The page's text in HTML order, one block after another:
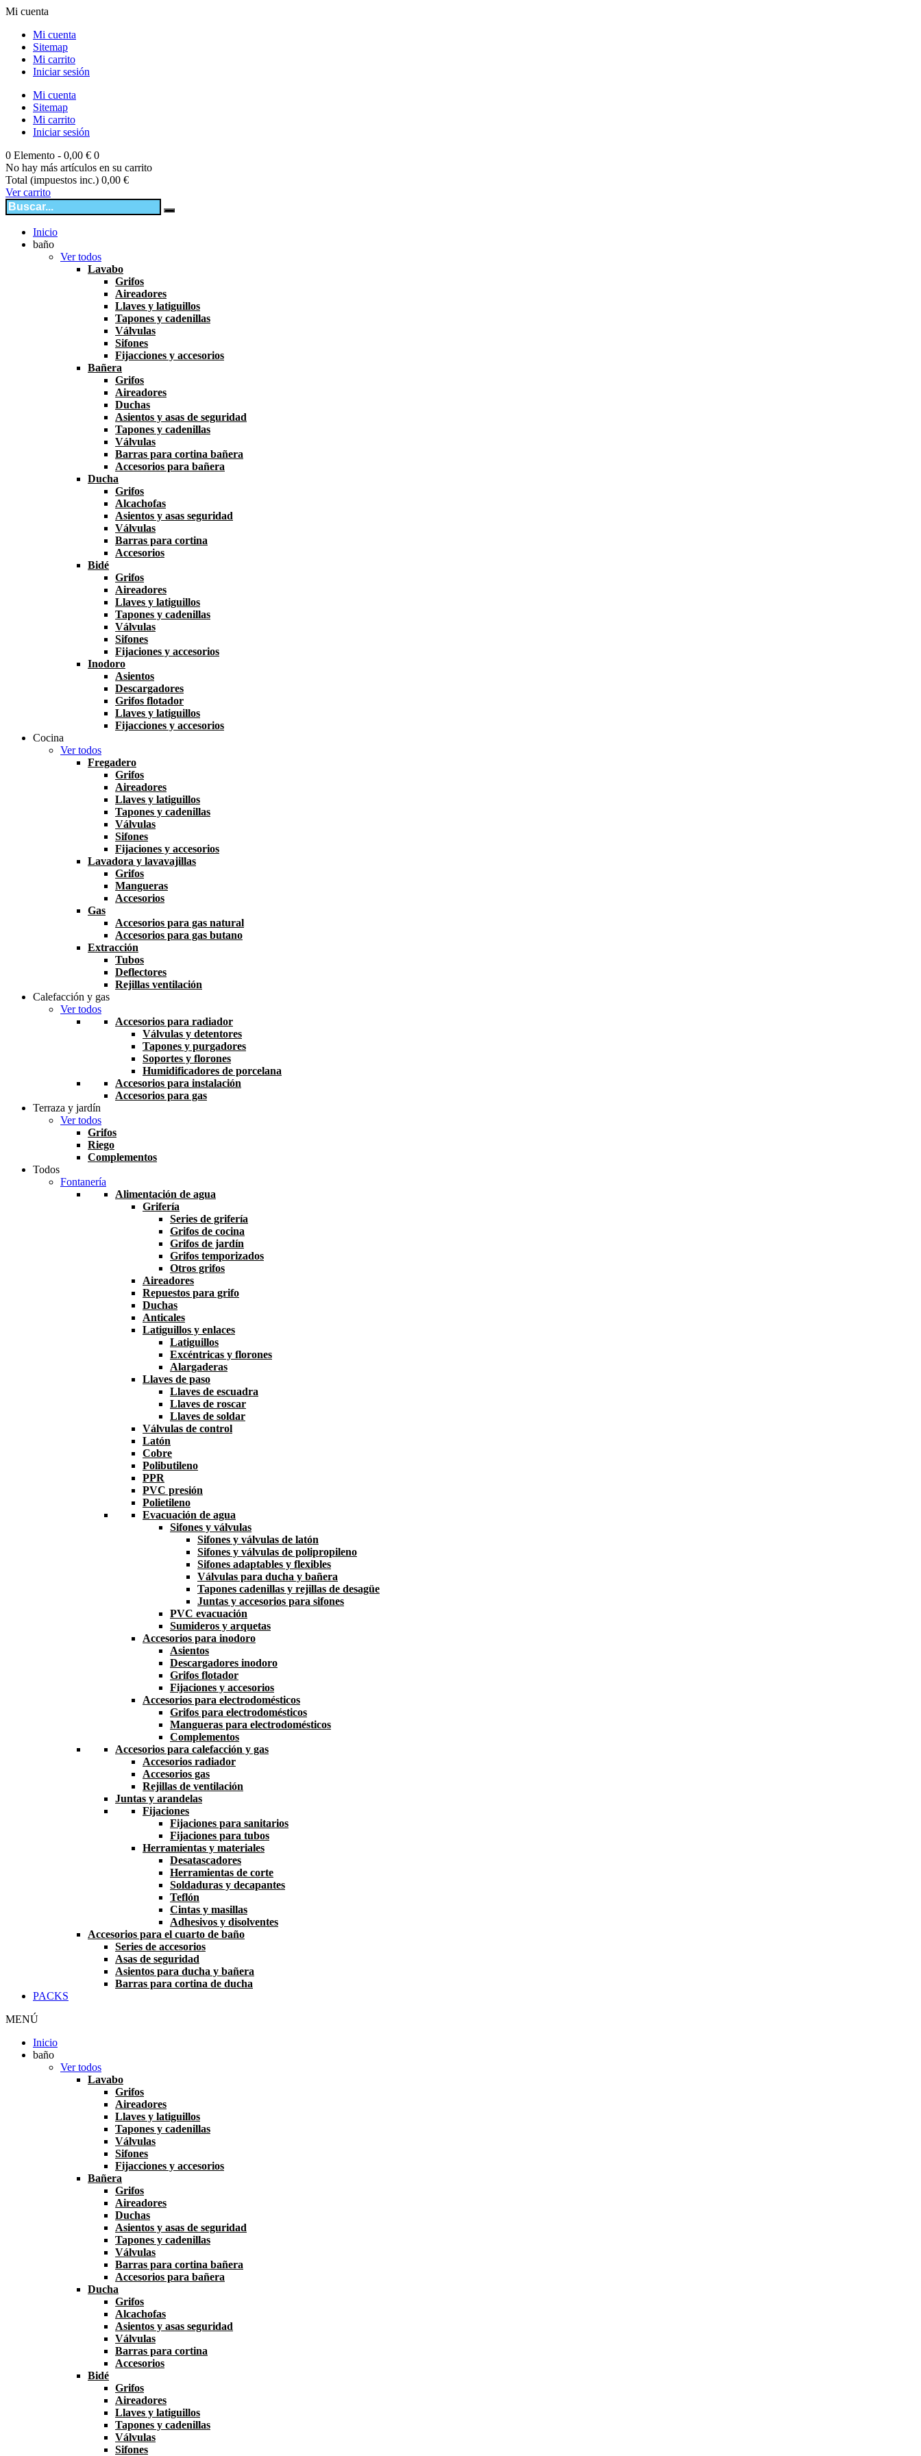
Mi cuenta
Mi cuenta
Sitemap
Mi carrito
Iniciar sesión
Mi cuenta
Sitemap
Mi carrito
Iniciar sesión
0 Elemento - 0,00 € 0
No hay más artículos en su carrito
Total (impuestos inc.) 0,00 €
Ver carrito
Inicio
baño
Ver todos
Lavabo
Grifos
Aireadores
Llaves y latiguillos
Tapones y cadenillas
Válvulas
Sifones
Fijacciones y accesorios
Bañera
Grifos
Aireadores
Duchas
Asientos y asas de seguridad
Tapones y cadenillas
Válvulas
Barras para cortina bañera
Accesorios para bañera
Ducha
Grifos
Alcachofas
Asientos y asas seguridad
Válvulas
Barras para cortina
Accesorios
Bidé
Grifos
Aireadores
Llaves y latiguillos
Tapones y cadenillas
Válvulas
Sifones
Fijaciones y accesorios
Inodoro
Asientos
Descargadores
Grifos flotador
Llaves y latiguillos
Fijacciones y accesorios
Cocina
Ver todos
Fregadero
Grifos
Aireadores
Llaves y latiguillos
Tapones y cadenillas
Válvulas
Sifones
Fijaciones y accesorios
Lavadora y lavavajillas
Grifos
Mangueras
Accesorios
Gas
Accesorios para gas natural
Accesorios para gas butano
Extracción
Tubos
Deflectores
Rejillas ventilación
Calefacción y gas
Ver todos
Accesorios para radiador
Válvulas y detentores
Tapones y purgadores
Soportes y florones
Humidificadores de porcelana
Accesorios para instalación
Accesorios para gas
Terraza y jardín
Ver todos
Grifos
Riego
Complementos
Todos
Fontanería
Alimentación de agua
Grifería
Series de grifería
Grifos de cocina
Grifos de jardín
Grifos temporizados
Otros grifos
Aireadores
Repuestos para grifo
Duchas
Anticales
Latiguillos y enlaces
Latiguillos
Excéntricas y florones
Alargaderas
Llaves de paso
Llaves de escuadra
Llaves de roscar
Llaves de soldar
Válvulas de control
Latón
Cobre
Polibutileno
PPR
PVC presión
Polietileno
Evacuación de agua
Sifones y válvulas
Sifones y válvulas de latón
Sifones y válvulas de polipropileno
Sifones adaptables y flexibles
Válvulas para ducha y bañera
Tapones cadenillas y rejillas de desagüe
Juntas y accesorios para sifones
PVC evacuación
Sumideros y arquetas
Accesorios para inodoro
Asientos
Descargadores inodoro
Grifos flotador
Fijaciones y accesorios
Accesorios para electrodomésticos
Grifos para electrodomésticos
Mangueras para electrodomésticos
Complementos
Accesorios para calefacción y gas
Accesorios radiador
Accesorios gas
Rejillas de ventilación
Juntas y arandelas
Fijaciones
Fijaciones para sanitarios
Fijaciones para tubos
Herramientas y materiales
Desatascadores
Herramientas de corte
Soldaduras y decapantes
Teflón
Cintas y masillas
Adhesivos y disolventes
Accesorios para el cuarto de baño
Series de accesorios
Asas de seguridad
Asientos para ducha y bañera
Barras para cortina de ducha
PACKS
MENÚ
Inicio
baño
Ver todos
Lavabo
Grifos
Aireadores
Llaves y latiguillos
Tapones y cadenillas
Válvulas
Sifones
Fijacciones y accesorios
Bañera
Grifos
Aireadores
Duchas
Asientos y asas de seguridad
Tapones y cadenillas
Válvulas
Barras para cortina bañera
Accesorios para bañera
Ducha
Grifos
Alcachofas
Asientos y asas seguridad
Válvulas
Barras para cortina
Accesorios
Bidé
Grifos
Aireadores
Llaves y latiguillos
Tapones y cadenillas
Válvulas
Sifones